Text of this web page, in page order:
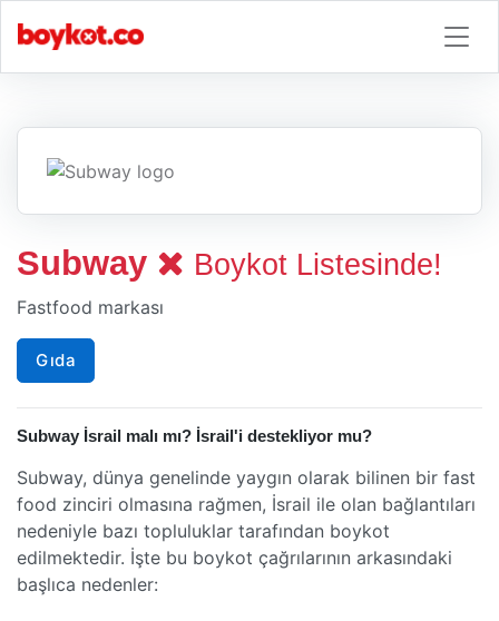
Subway Boykot Listesinde!
Fastfood markası
Gıda
Subway İsrail malı mı? İsrail'i destekliyor mu?
Subway, dünya genelinde yaygın olarak bilinen bir fast
food zinciri olmasına rağmen, İsrail ile olan bağlantıları
nedeniyle bazı topluluklar tarafından boykot
edilmektedir. İşte bu boykot çağrılarının arkasındaki
başlıca nedenler: